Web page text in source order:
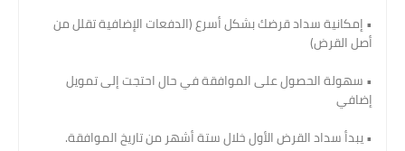
• إمكانية سداد قرضك بشكل أسرع (الدفعات الإضافية تقلل من
أصل القرض)
• سهولة الحصول على الموافقة في حال احتجت إلى تمويل
إضافي
• يبدأ سداد القرض الأول خلال ستة أشهر من تاريخ الموافقة.